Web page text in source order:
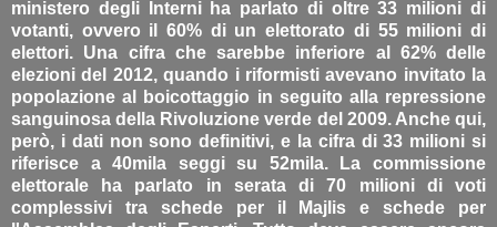
ministero degli Interni ha parlato di oltre 33 milioni di
votanti, ovvero il 60% di un elettorato di 55 milioni di
elettori. Una cifra che sarebbe inferiore al 62% delle
elezioni del 2012, quando i riformisti avevano invitato la
popolazione al boicottaggio in seguito alla repressione
sanguinosa della Rivoluzione verde del 2009. Anche qui,
però, i dati non sono definitivi, e la cifra di 33 milioni si
riferisce a 40mila seggi su 52mila. La commissione
elettorale ha parlato in serata di 70 milioni di voti
complessivi tra schede per il Majlis e schede per